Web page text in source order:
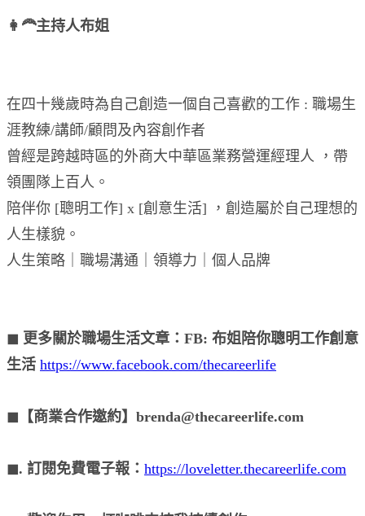
👩‍🦰主持人布姐
在四十幾歲時為自己創造一個自己喜歡的工作 : 職場生
涯教練/講師/顧問及內容創作者
曾經是跨越時區的外商大中華區業務營運經理人 ，帶
領團隊上百人。
陪伴你 [聰明工作] x [創意生活] ，創造屬於自己理想的
人生樣貌。
人生策略｜職場溝通｜領導力｜個人品牌
◼︎ 更多關於職場生活文章：FB: 布姐陪你聰明工作創意
生活 https://www.facebook.com/thecareerlife
◼︎【商業合作邀約】brenda@thecareerlife.com
◼︎. 訂閱免費電子報： https://loveletter.thecareerlife.com